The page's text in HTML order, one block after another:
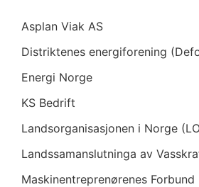
Asplan Viak AS
Distriktenes energiforening
Energi Norge
KS Bedrift
Landsorganisasjonen i Norge
Landssamanslutninga av
Maskinentreprenørenes Forbund